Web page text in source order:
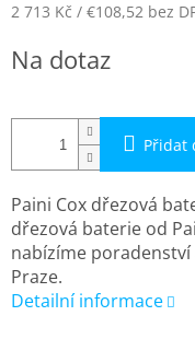
2 713 Kč / €108,52 bez
cena:
Na dotaz
Přidat
Paini Cox dřezová
dřezová baterie od
nabízíme poradenství
Praze.
Detailní informace